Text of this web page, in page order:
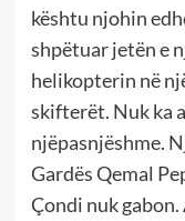
kështu njohin
shpëtuar jetën e
helikopterin në
skifterët. Nuk ka
njëpasnjëshme.
Gardës Qemal
Çondi nuk